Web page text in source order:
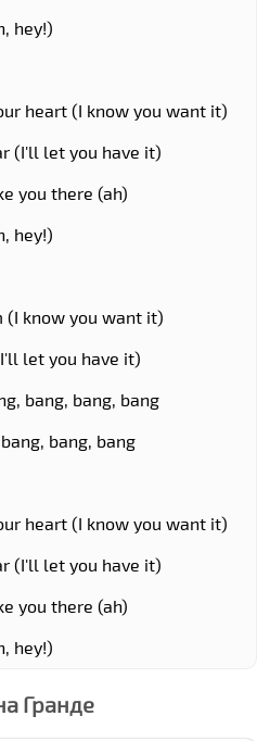
hey!)
heart (I know you want it)
(I'll let you have it)
you there (ah)
hey!)
(I know you want it)
let you have it)
bang, bang, bang
bang, bang
heart (I know you want it)
(I'll let you have it)
you there (ah)
hey!)
Гранде